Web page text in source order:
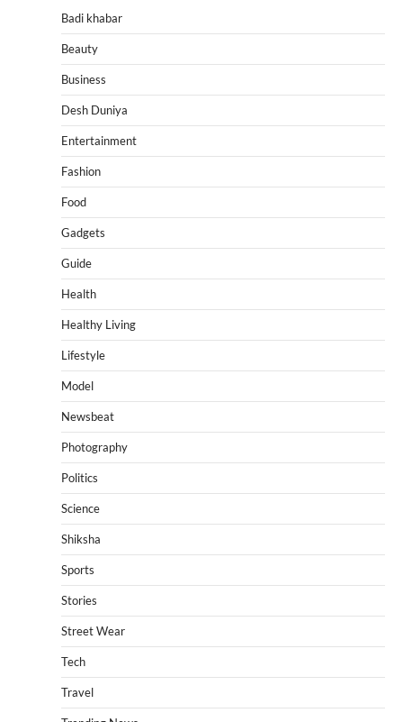
Badi khabar
Beauty
Business
Desh Duniya
Entertainment
Fashion
Food
Gadgets
Guide
Health
Healthy Living
Lifestyle
Model
Newsbeat
Photography
Politics
Science
Shiksha
Sports
Stories
Street Wear
Tech
Travel